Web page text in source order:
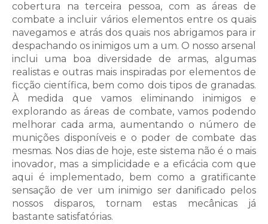
cobertura na terceira pessoa, com as áreas de
combate a incluir vários elementos entre os quais
navegamos e atrás dos quais nos abrigamos para ir
despachando os inimigos um a um. O nosso arsenal
inclui uma boa diversidade de armas, algumas
realistas e outras mais inspiradas por elementos de
ficção científica, bem como dois tipos de granadas.
À medida que vamos eliminando inimigos e
explorando as áreas de combate, vamos podendo
melhorar cada arma, aumentando o número de
munições disponíveis e o poder de combate das
mesmas. Nos dias de hoje, este sistema não é o mais
inovador, mas a simplicidade e a eficácia com que
aqui é implementado, bem como a gratificante
sensação de ver um inimigo ser danificado pelos
nossos disparos, tornam estas mecânicas já
bastante satisfatórias.